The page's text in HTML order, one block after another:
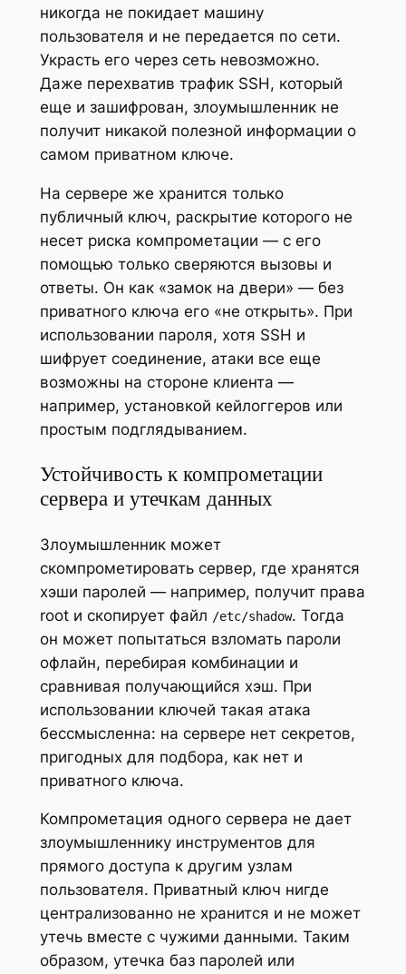
никогда не покидает машину
пользователя и не передается по сети.
Украсть его через сеть невозможно.
Даже перехватив трафик SSH, который
еще и зашифрован, злоумышленник не
получит никакой полезной информации о
самом приватном ключе.
На сервере же хранится только
публичный ключ, раскрытие которого не
несет риска компрометации — с его
помощью только сверяются вызовы и
ответы. Он как «замок на двери» — без
приватного ключа его «не открыть». При
использовании пароля, хотя SSH и
шифрует соединение, атаки все еще
возможны на стороне клиента —
например, установкой кейлоггеров или
простым подглядыванием.
Устойчивость к компрометации
сервера и утечкам данных
Злоумышленник может
скомпрометировать сервер, где хранятся
хэши паролей — например, получит права
root и скопирует файл /etc/shadow. Тогда
он может попытаться взломать пароли
офлайн, перебирая комбинации и
сравнивая получающийся хэш. При
использовании ключей такая атака
бессмысленна: на сервере нет секретов,
пригодных для подбора, как нет и
приватного ключа.
Компрометация одного сервера не дает
злоумышленнику инструментов для
прямого доступа к другим узлам
пользователя. Приватный ключ нигде
централизованно не хранится и не может
утечь вместе с чужими данными. Таким
образом, утечка баз паролей или